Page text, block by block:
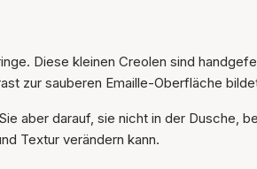
Artikel wurde in den
gelegt
Diese kleinen Creolen sind
zur sauberen Emaille-Oberfläche
aber darauf, sie nicht in der Dusche,
Textur verändern kann.